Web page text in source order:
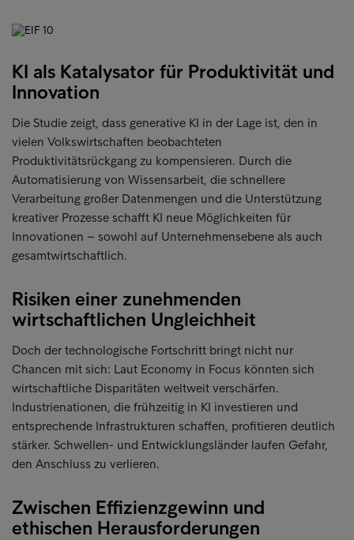
KI als Katalysator für Produktivität und
Innovation
Die Studie zeigt, dass generative KI in der Lage ist, den in
vielen Volkswirtschaften beobachteten
Produktivitätsrückgang zu kompensieren. Durch die
Automatisierung von Wissensarbeit, die schnellere
Verarbeitung großer Datenmengen und die Unterstützung
kreativer Prozesse schafft KI neue Möglichkeiten für
Innovationen – sowohl auf Unternehmensebene als auch
gesamtwirtschaftlich.
Risiken einer zunehmenden
wirtschaftlichen Ungleichheit
Doch der technologische Fortschritt bringt nicht nur
Chancen mit sich: Laut Economy in Focus könnten sich
wirtschaftliche Disparitäten weltweit verschärfen.
Industrienationen, die frühzeitig in KI investieren und
entsprechende Infrastrukturen schaffen, profitieren deutlich
stärker. Schwellen- und Entwicklungsländer laufen Gefahr,
den Anschluss zu verlieren.
Zwischen Effizienzgewinn und
ethischen Herausforderungen